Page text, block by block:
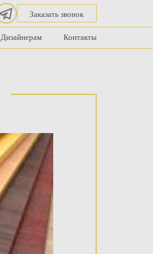
Заказать звонок
Дизайнерам Контакты